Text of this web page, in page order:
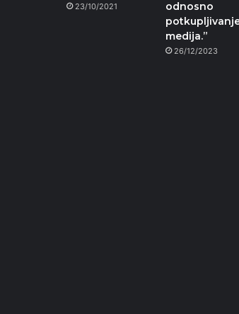
23/10/2021
odnosno
medija.”
26/12/2023